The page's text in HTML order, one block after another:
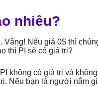
nhiêu?
. Vâng! Nếu giá 0$ thì
thì PI sẽ có giá trị?
không có giá trị và
Nếu bạn là người nắm